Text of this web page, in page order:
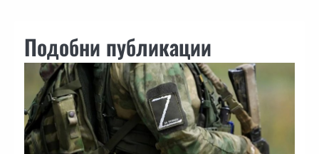
Подобни публикации